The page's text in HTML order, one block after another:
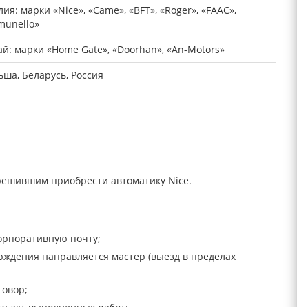
марки «Nice», «Came», «BFT», «Roger», «FAAC»,
марки «Home Gate», «Doorhan», «An-Motors»
Беларусь, Россия
приобрести автоматику Nice.
почту;
направляется мастер (выезд в пределах